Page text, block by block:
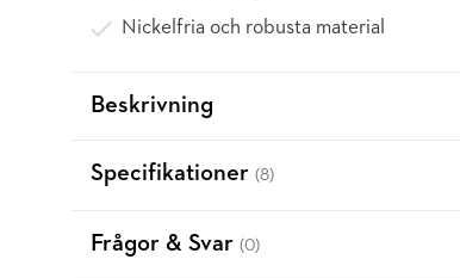
Nickelfria och robusta material
Beskrivning
Specifikationer (8)
Frågor & Svar (0)